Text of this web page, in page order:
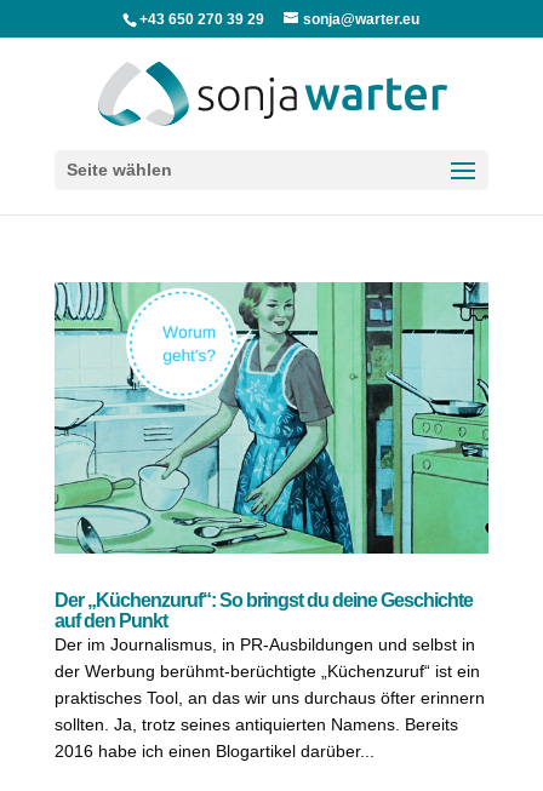
+43 650 270 39 29 sonja@warter.eu
Seite wählen
Der „Küchenzuruf“: So bringst du deine Geschichte
auf den Punkt
Der im Journalismus, in PR-Ausbildungen und selbst in
der Werbung berühmt-berüchtigte „Küchenzuruf“ ist ein
praktisches Tool, an das wir uns durchaus öfter erinnern
sollten. Ja, trotz seines antiquierten Namens. Bereits
2016 habe ich einen Blogartikel darüber...